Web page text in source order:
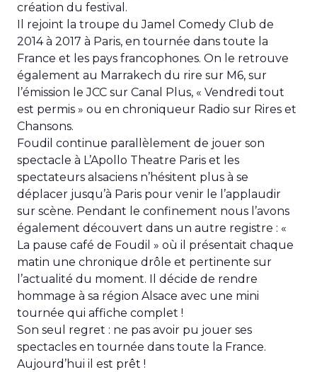
création du festival.
Il rejoint la troupe du Jamel Comedy Club de
2014 à 2017 à Paris, en tournée dans toute la
France et les pays francophones. On le retrouve
également au Marrakech du rire sur M6, sur
l’émission le JCC sur Canal Plus, « Vendredi tout
est permis » ou en chroniqueur Radio sur Rires et
Chansons.
Foudil continue parallèlement de jouer son
spectacle à L’Apollo Theatre Paris et les
spectateurs alsaciens n’hésitent plus à se
déplacer jusqu’à Paris pour venir le l’applaudir
sur scène. Pendant le confinement nous l’avons
également découvert dans un autre registre : «
La pause café de Foudil » où il présentait chaque
matin une chronique drôle et pertinente sur
l’actualité du moment. Il décide de rendre
hommage à sa région Alsace avec une mini
tournée qui affiche complet !
Son seul regret : ne pas avoir pu jouer ses
spectacles en tournée dans toute la France.
Aujourd’hui il est prêt !